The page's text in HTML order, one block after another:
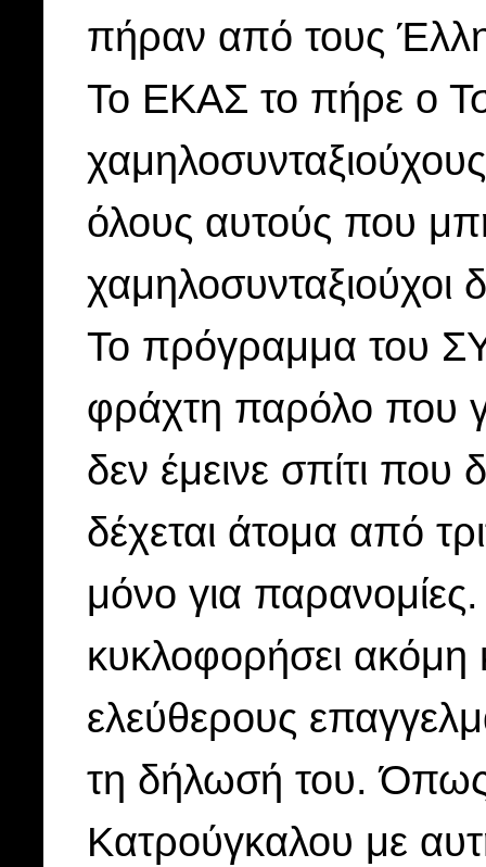
πήραν από τους
Το ΕΚΑΣ το πήρε ο
όλους αυτούς που
Το πρόγραμμα του
φράχτη παρόλο που
δεν έμεινε σπίτι που
δέχεται άτομα από
μόνο για
κυκλοφορήσει ακόμη
ελεύθερους
τη δήλωσή του.
Κατρούγκαλου με